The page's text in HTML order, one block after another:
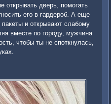
дверь, помогать
его в гардероб. А еще
и открывают слабому
вместе по городу, мужчина
чтобы ты не споткнулась,